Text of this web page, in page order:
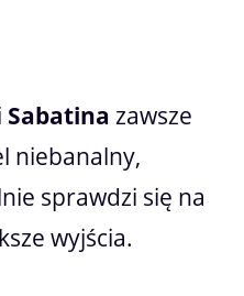
Sabatina zawsze
niebanalny,
sprawdzi się na
wyjścia.